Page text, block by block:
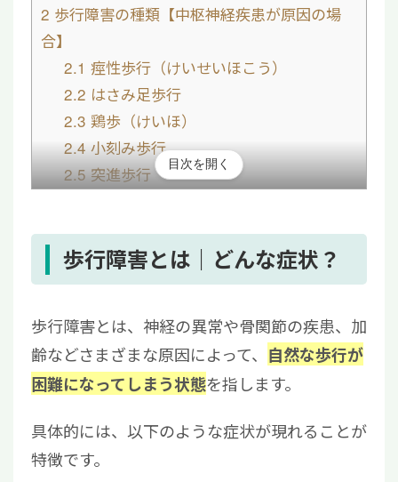
2 歩行障害の種類【中枢神経疾患が原因の場
合】
2.1 痙性歩行（けいせいほこう）
2.2 はさみ足歩行
2.3 鶏歩（けいほ）
2.4小刻み歩行
2.5突進歩行
合】
3.1間欠性跛行
4歩行障害の種類【機能性神経障害（心因性）
の場合】
5歩行障害に対する治療法・リハビリテーショ
5.1原因疾患の治療
5.2筋力トレーニング
目次を開く
歩行障害とは｜どんな症状？
歩行障害とは、神経の異常や骨関節の疾患、加
齢などさまざまな原因によって、 自然な歩行が
困難になってしまう状態を指します。
具体的には、以下のような症状が現れることが
特徴です。